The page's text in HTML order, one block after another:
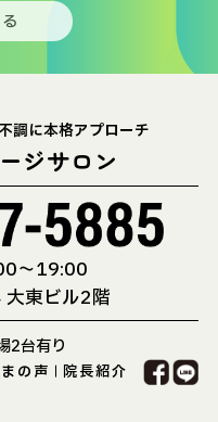
調に本格アプローチ
ジサロン
〜19:00
東ビル2階
2台有り
の声 院長紹介